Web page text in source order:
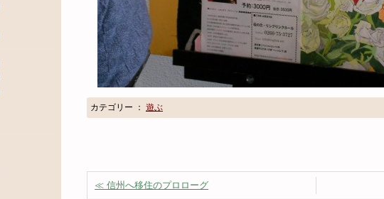
カテゴリー ： 遊ぶ
≪ 信州へ移住のプロローグ